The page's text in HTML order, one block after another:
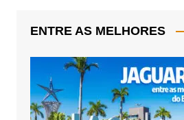
ENTRE AS MELHORES